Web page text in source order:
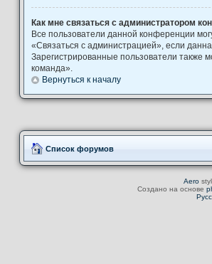
Как мне связаться с администратором
Все пользователи данной конференции
«Связаться с администрацией», если
Зарегистрированные пользователи также
команда».
Вернуться к началу
Список форумов
Aero
Создано на основе